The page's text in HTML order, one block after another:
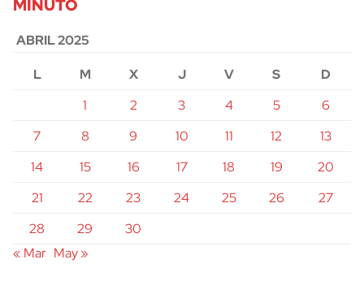
MINUTO
ABRIL 2025
L
M X J V S
D
1
2 3 4 5
6
7
8 9 10 11 12
13
14
15 16 17 18 19
20
21
22 23 24 25 26
27
28
29
30
« Mar May »